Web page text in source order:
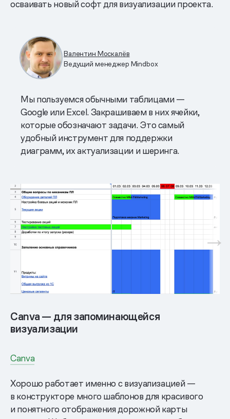
осваивать новый софт для визуализации проекта.
Валентин Москалёв
Ведущий менеджер Mindbox
Мы пользуемся обычными таблицами —
Google или Excel. Закрашиваем в них ячейки,
которые обозначают задачи. Это самый
удобный инструмент для поддержки
диаграмм, их актуализации и шеринга.
Canva — для запоминающейся
визуализации
Canva
Хорошо работает именно с визуализацией —
в конструкторе много шаблонов для красивого
и понятного отображения дорожной карты